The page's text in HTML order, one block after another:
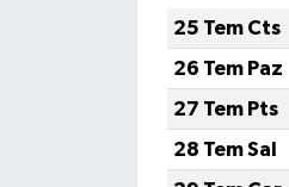
25 Tem Cts
26 Tem Paz
27 Tem Pts
28 Tem Sal